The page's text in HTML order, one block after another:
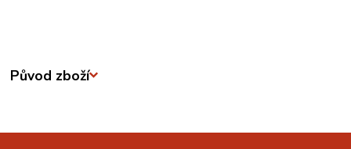
Původ zboží